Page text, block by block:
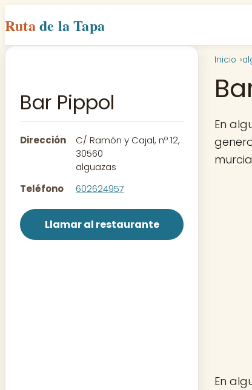
Rutade la Tapa
Bar Pippol
Dirección
C/ Ramón y Cajal, nº 12,
30560
alguazas
Teléfono
602624957
Llamar al restaurante
Inicio
En
En